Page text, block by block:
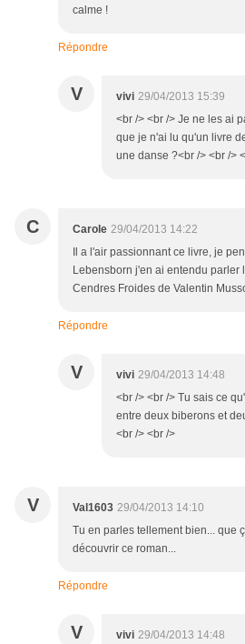
calme !
Répondre
V vivi 29/04/2013 15:39
<br /> <br /> Je ne les ai
que je n'ai lu qu'un livre
une danse ?<br /> <br />
C Carole 29/04/2013 14:22
Il a l'air passionnant ce livre, je
Lebensborn j'en ai entendu parler
Cendres Froides de Valentin
Répondre
V vivi 29/04/2013 14:48
<br /> <br /> Tu sais ce
entre deux biberons et
<br /> <br />
V Val1603 29/04/2013 14:10
Tu en parles tellement bien... que
découvrir ce roman...
Répondre
V vivi 29/04/2013 14:48